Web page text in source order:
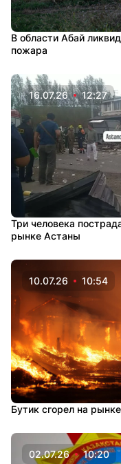
В области Абай
пожара
16.07.26 12:27
Три человека
рынке Астаны
10.07.26 10:54
Бутик сгорел на
02.07.26 10:20